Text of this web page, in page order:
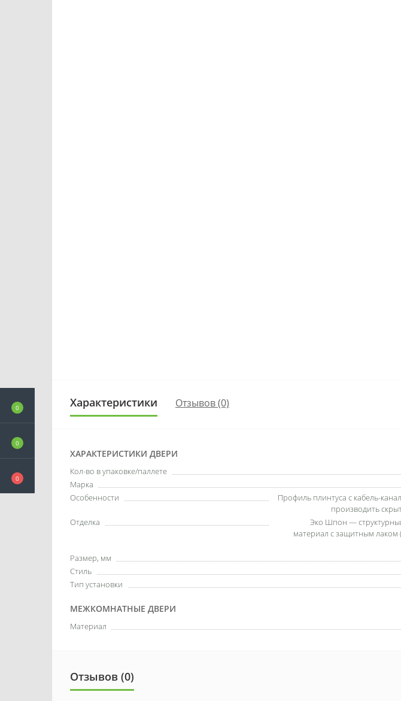
0
0
0
Характеристики Отзывов (0)
ХАРАКТЕРИСТИКИ ДВЕРИ
Кол-во в упаковке/паллете
Марка
Особенности
Профиль плинтуса с кабель-
производить
Отделка
Эко Шпон —
материал с защитным
Размер, мм
Стиль
Тип установки
МЕЖКОМНАТНЫЕ ДВЕРИ
Материал
Отзывов (0)